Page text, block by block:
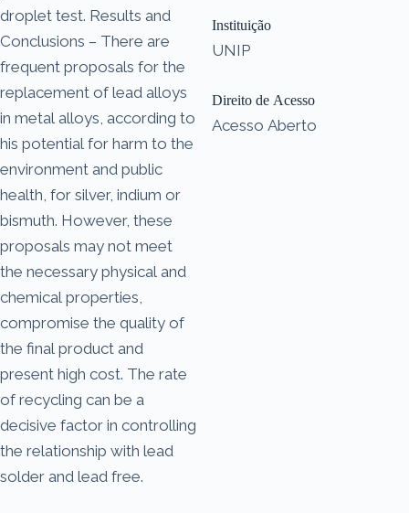
droplet test. Results and
Conclusions – There are
frequent proposals for the
replacement of lead alloys
in metal alloys, according to
his potential for harm to the
environment and public
health, for silver, indium or
bismuth. However, these
proposals may not meet
the necessary physical and
chemical properties,
compromise the quality of
the final product and
present high cost. The rate
of recycling can be a
decisive factor in controlling
the relationship with lead
solder and lead free.
Instituição
UNIP
Direito de Acesso
Acesso Aberto